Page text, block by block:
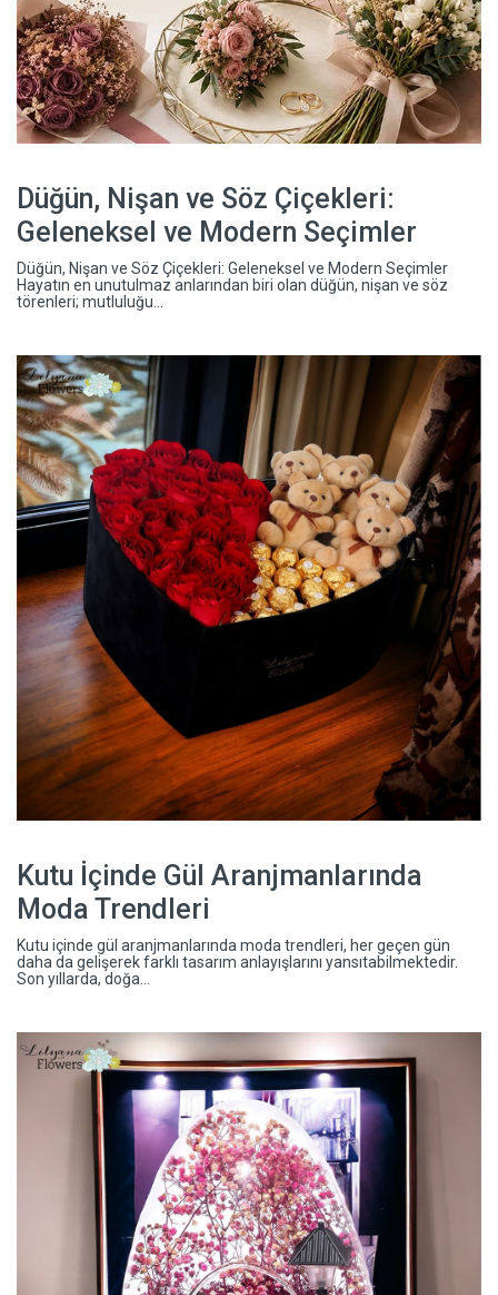
Düğün, Nişan ve Söz Çiçekleri:
Geleneksel ve Modern Seçimler
Düğün, Nişan ve Söz Çiçekleri: Geleneksel ve Modern Seçimler
Hayatın en unutulmaz anlarından biri olan düğün, nişan ve söz
törenleri; mutluluğu...
Kutu İçinde Gül Aranjmanlarında
Moda Trendleri
Kutu içinde gül aranjmanlarında moda trendleri, her geçen gün
daha da gelişerek farklı tasarım anlayışlarını yansıtabilmektedir.
Son yıllarda, doğa...